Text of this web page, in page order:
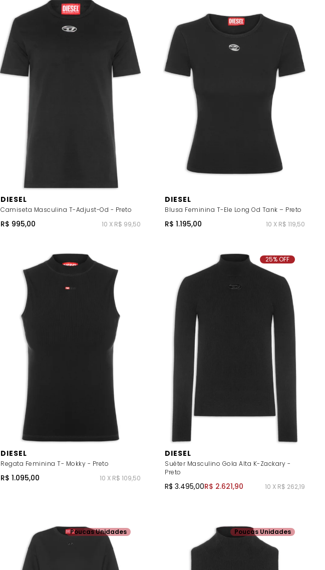
DIESEL
Camiseta Masculina T-Adjust-Od - Preto
R$ 995,00 10 X R$ 99,50
DIESEL
Blusa Feminina T-Ele Long Od Tank – Preto
R$ 1.195,00 10 X R$ 119,50
DIESEL
Regata Feminina T- Mokky - Preto
R$ 1.095,00 10 X R$ 109,50
DIESEL
Suéter Masculino Gola Alta K-Zackary -
Preto
R$ 3.495,00R$ 2.621,90 10 X R$ 262,19
25% OFF
Poucas Unidades Poucas Unidades